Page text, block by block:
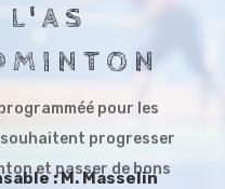
L'AS
pour les
souhaitent progresser
et passer de bons
: M. Masselin